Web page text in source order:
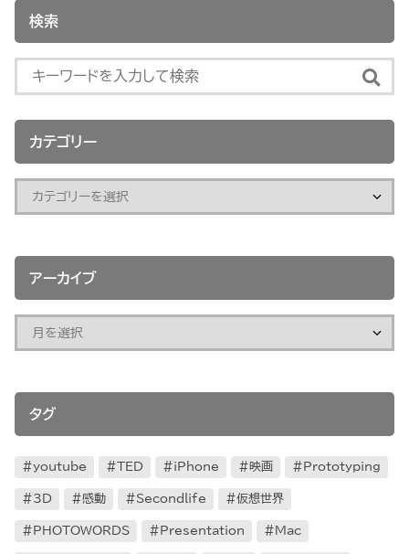
検索
カテゴリー
アーカイブ
タグ
youtube TED iPhone 映画 Prototyping
3D 感動 Secondlife 仮想世界
PHOTOWORDS Presentation Mac